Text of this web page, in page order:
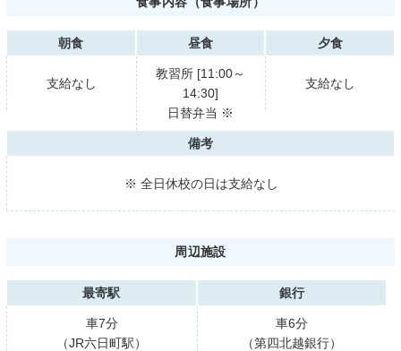
朝食
支給なし
昼食
教習所 [11:00～
14:30]
日替弁当 ※
夕食
支給なし
備考
※ 全日休校の日は支給なし
周辺施設
最寄駅
車7分
（JR六日町駅）
銀行
車6分
（第四北越銀行）